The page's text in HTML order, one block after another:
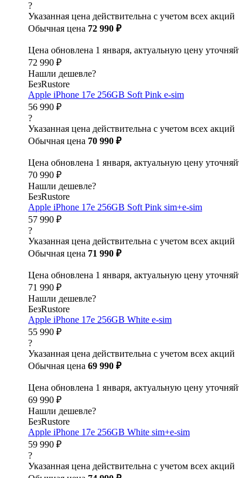
?
Указанная цена действительна с учетом всех акций
Обычная цена 72 990 ₽
Цена обновлена 1 января, актуальную цену
72 990 ₽
Нашли дешевле?
БезRustore
Apple iPhone 17e 256GB Soft Pink e-sim
56 990 ₽
?
Указанная цена действительна с учетом всех акций
Обычная цена 70 990 ₽
Цена обновлена 1 января, актуальную цену
70 990 ₽
Нашли дешевле?
БезRustore
Apple iPhone 17e 256GB Soft Pink sim+e-sim
57 990 ₽
?
Указанная цена действительна с учетом всех акций
Обычная цена 71 990 ₽
Цена обновлена 1 января, актуальную цену
71 990 ₽
Нашли дешевле?
БезRustore
Apple iPhone 17e 256GB White e-sim
55 990 ₽
?
Указанная цена действительна с учетом всех акций
Обычная цена 69 990 ₽
Цена обновлена 1 января, актуальную цену
69 990 ₽
Нашли дешевле?
БезRustore
Apple iPhone 17e 256GB White sim+e-sim
59 990 ₽
?
Указанная цена действительна с учетом всех акций